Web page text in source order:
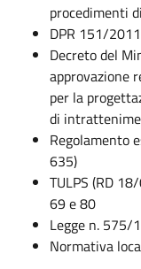
procedimenti
DPR 151/2011
Decreto del
approvazione
per la
di
Regolamento
635)
TULPS (RD
69 e 80
Legge n. 575/
Normativa